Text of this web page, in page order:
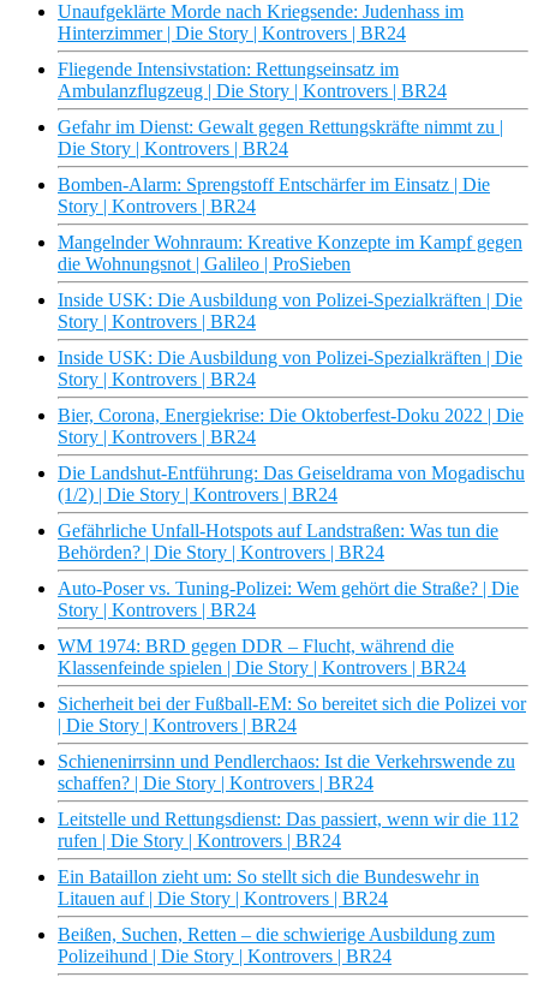
Unaufgeklärte Morde nach Kriegsende: Judenhass im
Hinterzimmer | Die Story | Kontrovers | BR24
Fliegende Intensivstation: Rettungseinsatz im
Ambulanzflugzeug | Die Story | Kontrovers | BR24
Gefahr im Dienst: Gewalt gegen Rettungskräfte nimmt zu |
Die Story | Kontrovers | BR24
Bomben-Alarm: Sprengstoff Entschärfer im Einsatz | Die
Story | Kontrovers | BR24
Mangelnder Wohnraum: Kreative Konzepte im Kampf gegen
die Wohnungsnot | Galileo | ProSieben
Inside USK: Die Ausbildung von Polizei-Spezialkräften | Die
Story | Kontrovers | BR24
Inside USK: Die Ausbildung von Polizei-Spezialkräften | Die
Story | Kontrovers | BR24
Bier, Corona, Energiekrise: Die Oktoberfest-Doku 2022 | Die
Story | Kontrovers | BR24
Die Landshut-Entführung: Das Geiseldrama von Mogadischu
(1/2) | Die Story | Kontrovers | BR24
Gefährliche Unfall-Hotspots auf Landstraßen: Was tun die
Behörden? | Die Story | Kontrovers | BR24
Auto-Poser vs. Tuning-Polizei: Wem gehört die Straße? | Die
Story | Kontrovers | BR24
WM 1974: BRD gegen DDR – Flucht, während die
Klassenfeinde spielen | Die Story | Kontrovers | BR24
Sicherheit bei der Fußball-EM: So bereitet sich die Polizei vor
| Die Story | Kontrovers | BR24
Schienenirrsinn und Pendlerchaos: Ist die Verkehrswende zu
schaffen? | Die Story | Kontrovers | BR24
Leitstelle und Rettungsdienst: Das passiert, wenn wir die 112
rufen | Die Story | Kontrovers | BR24
Ein Bataillon zieht um: So stellt sich die Bundeswehr in
Litauen auf | Die Story | Kontrovers | BR24
Beißen, Suchen, Retten – die schwierige Ausbildung zum
Polizeihund | Die Story | Kontrovers | BR24